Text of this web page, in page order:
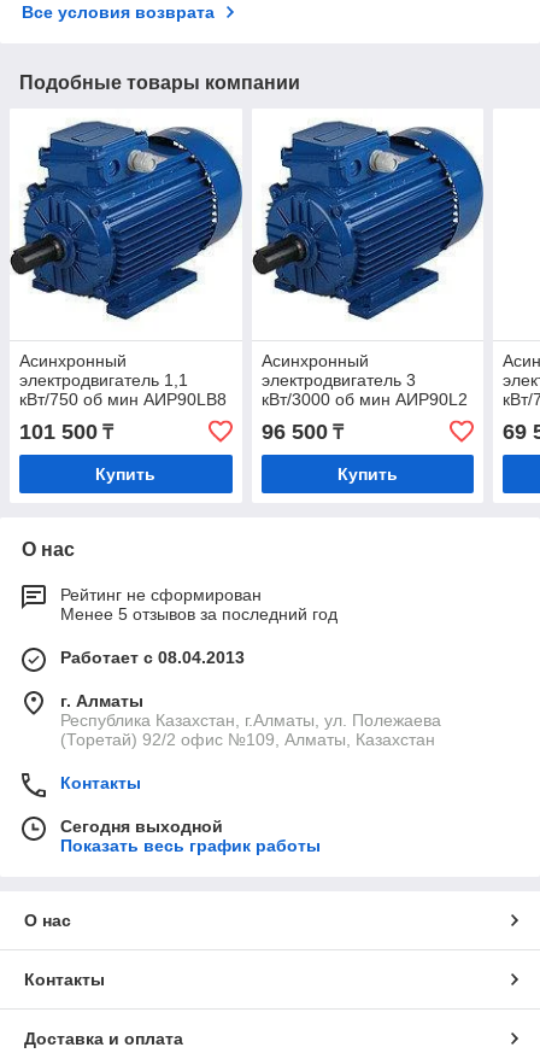
Все условия возврата
Подобные товары компании
Асинхронный
электродвигатель 1,1
кВт/750 об мин АИР90LB8
101 500 ₸
Купить
Асинхронный
электродвигатель 3
кВт/3000 об мин АИР90L2
96 500₸
Купить
69
О нас
Рейтинг не сформирован
Менее 5 отзывов за последний год
Работает с 08.04.2013
г. Алматы
Республика Казахстан, г.Алматы, ул. Полежаева
(Торетай) 92/2 офис №109, Алматы, Казахстан
Контакты
Сегодня выходной
Показать весь график работы
О нас
Контакты
Доставка и оплата